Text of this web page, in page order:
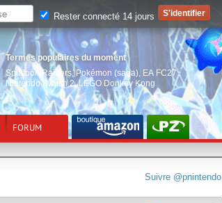
Termes populaires du moment
Splatoon Raiders, Pokémon (saga) EA FC27,
Nintendo Switch 2,LEGO Donkey Kong
FORUM
Suivre @pnintendo
Rester connecté 14 jours